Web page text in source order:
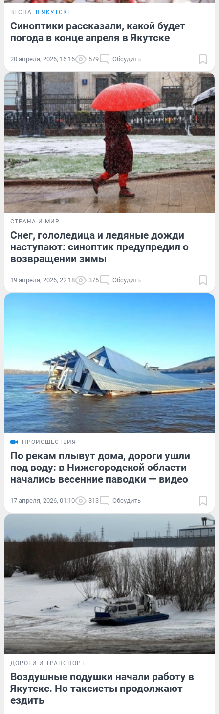
ВЕСНА В ЯКУТСКЕ
Синоптики рассказали, какой будет
погода в конце апреля в Якутске
20 апреля, 2026, 16:16 579 Обсудить
СТРАНА И МИР
Снег, гололедица и ледяные дожди
наступают: синоптик предупредил о
возвращении зимы
19 апреля, 2026, 22:18 375 Обсудить
ПРОИСШЕСТВИЯ
По рекам плывут дома, дороги ушли
под воду: в Нижегородской области
начались весенние паводки — видео
17 апреля, 2026, 01:10 313 Обсудить
ДОРОГИ И ТРАНСПОРТ
Воздушные подушки начали работу в
Якутске. Но таксисты продолжают
ездить